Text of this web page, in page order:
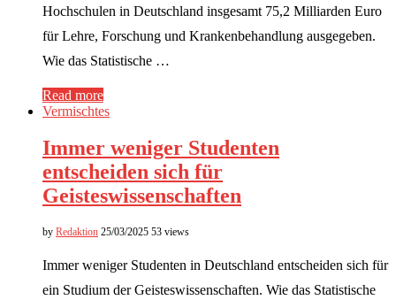
Hochschulen in Deutschland insgesamt 75,2 Milliarden Euro
für Lehre, Forschung und Krankenbehandlung ausgegeben.
Wie das Statistische …
Read more
Vermischtes
Immer weniger Studenten
entscheiden sich für
Geisteswissenschaften
by Redaktion 25/03/2025 53 views
Immer weniger Studenten in Deutschland entscheiden sich für
ein Studium der Geisteswissenschaften. Wie das Statistische